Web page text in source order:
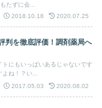
たずに会...
2018.10.18
2020.07.25
判を徹底評価！調剤薬局へ
にもいっぱいあるじゃないです
ね！？い...
2017.05.03
2020.08.02